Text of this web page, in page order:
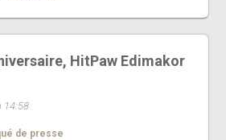
HitPaw Edimakor
14:58
de presse